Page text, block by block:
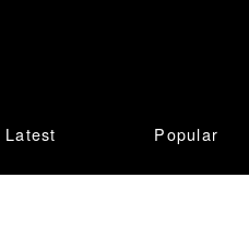
Latest Popular